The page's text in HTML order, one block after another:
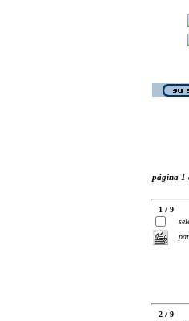
página 1
1 / 9
2 / 9